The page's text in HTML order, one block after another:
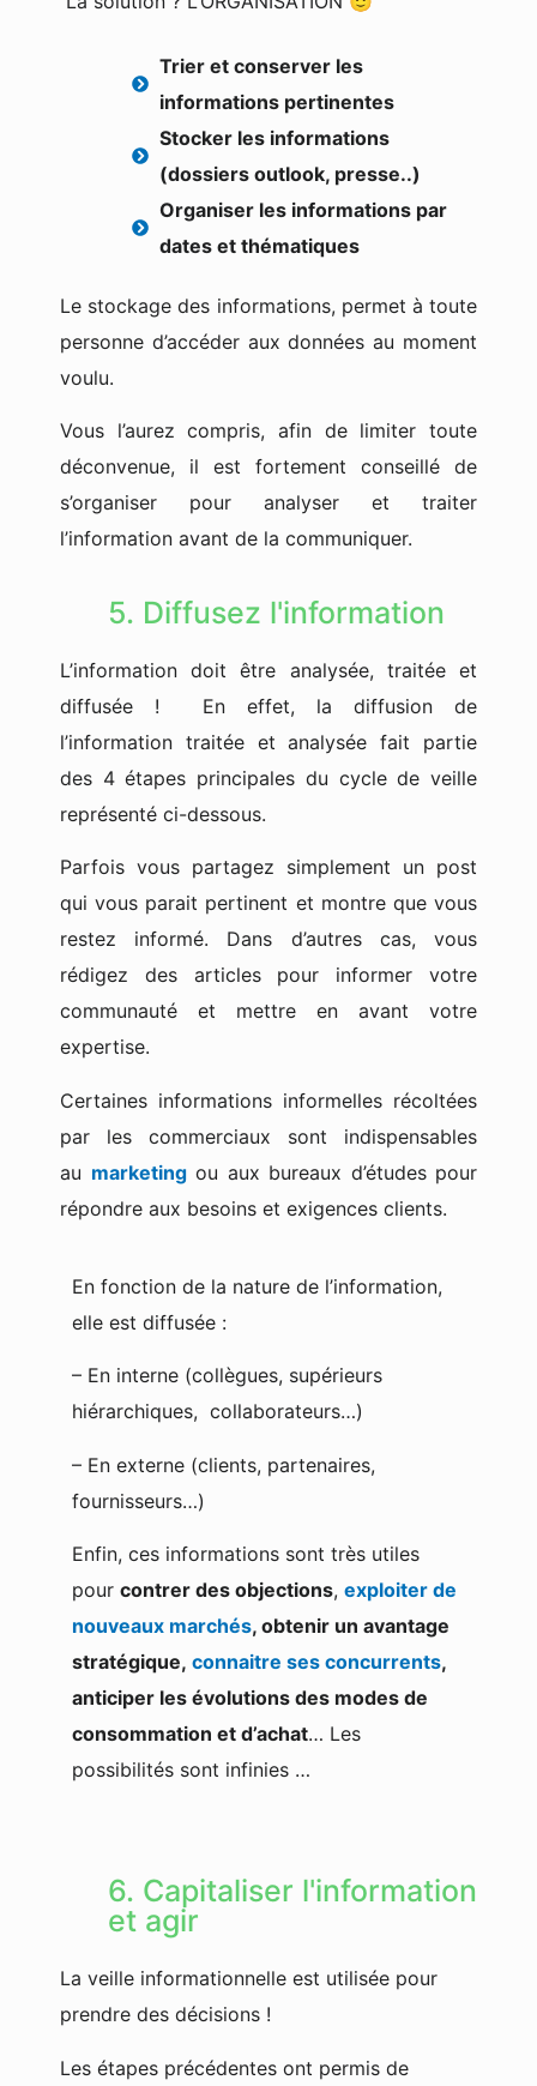
Trier et conserver les
informations pertinentes
Stocker les informations
(dossiers outlook, presse..)
Organiser les informations par
dates et thématiques
Le stockage des informations, permet à toute
personne d’accéder aux données au moment
voulu.
Vous l’aurez compris, afin de limiter toute
déconvenue, il est fortement conseillé de
s’organiser pour analyser et traiter
l’information avant de la communiquer.
5. Diffusez l'information
L’information doit être analysée, traitée et
diffusée ! En effet, la diffusion de
l’information traitée et analysée fait partie
des 4 étapes principales du cycle de veille
représenté ci-dessous.
Parfois vous partagez simplement un post
qui vous parait pertinent et montre que vous
restez informé. Dans d’autres cas, vous
rédigez des articles pour informer votre
communauté et mettre en avant votre
expertise.
Certaines informations informelles récoltées
par les commerciaux sont indispensables
au marketingou aux bureaux d’études pour
répondre aux besoins et exigences clients.
En fonction de la nature de l’information,
elle est diffusée :
– En interne (collègues, supérieurs
hiérarchiques, collaborateurs…)
– En externe (clients, partenaires,
fournisseurs…)
Enfin, ces informations sont très utiles
pour contrer des objections, exploiter de
nouveaux marchés, obtenir un avantage
stratégique, connaitre ses concurrents,
anticiper les évolutions des modes de
consommation et d’achat… Les
possibilités sont infinies …
6. Capitaliser l'information
et agir
La veille informationnelle est utilisée pour
prendre des décisions !
Les étapes précédentes ont permis de